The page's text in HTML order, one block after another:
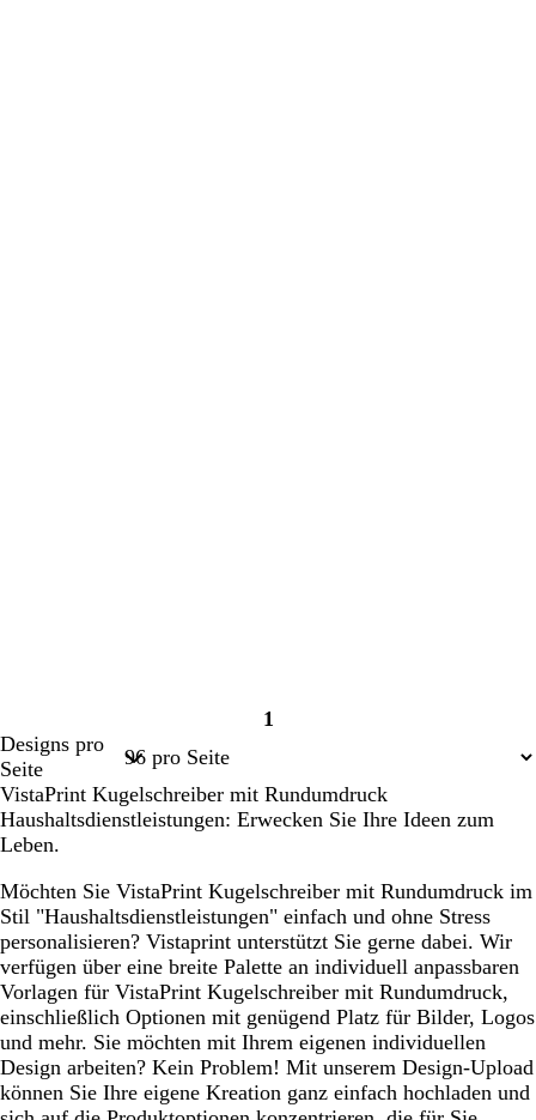
Seite
1
Designs pro
Seite
VistaPrint Kugelschreiber mit Rundumdruck
Haushaltsdienstleistungen: Erwecken Sie Ihre Ideen zum
Leben.
Möchten Sie VistaPrint Kugelschreiber mit Rundumdruck im
Stil "Haushaltsdienstleistungen" einfach und ohne Stress
personalisieren? Vistaprint unterstützt Sie gerne dabei. Wir
verfügen über eine breite Palette an individuell anpassbaren
Vorlagen für VistaPrint Kugelschreiber mit Rundumdruck,
einschließlich Optionen mit genügend Platz für Bilder, Logos
und mehr. Sie möchten mit Ihrem eigenen individuellen
Design arbeiten? Kein Problem! Mit unserem Design-Upload
können Sie Ihre eigene Kreation ganz einfach hochladen und